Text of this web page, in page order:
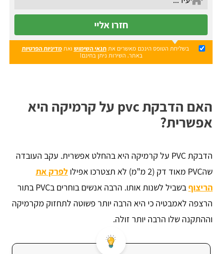
חזרו אליי
בשליחת הטופס הינכם מאשרים אתתנאי השימוש ואתמדיניות הפרטיות
באתר. השירות ניתן בחינם!
האם הדבקת pvc על קרמיקה היא
אפשרית?
הדבקת PVC על קרמיקה היא בהחלט אפשרית. עקב העובדה
שהPVC מאוד דק (2 מ"מ) לא תצטרכו אפילו
לפרק את
הריצוף
בשביל לשנות אותו. הרבה אנשים בוחרים בPVC בתור
הרצפה לאמבטיה כי היא הרבה יותר פשוטה לתחזוק מקרמיקה
וההתקנה שלו הרבה יותר זולה.